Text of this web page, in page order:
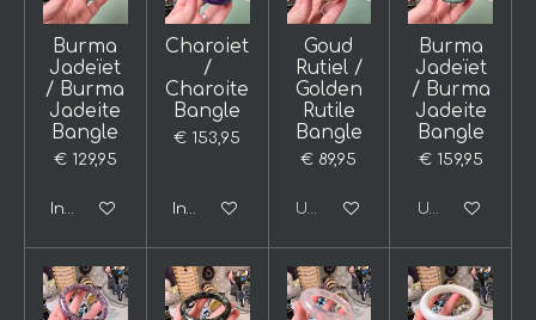
Burma
Jadeïet
/ Burma
Jadeite
Bangle
€ 129,95
In winkelwagen
Charoiet
/
Charoite
Bangle
€ 153,95
In winkelwagen
Goud
Rutiel /
Golden
Rutile
Bangle
€ 89,95
Uitverkocht
Burma
Jadeïet
/ Burma
Jadeite
Bangle
€ 159,95
Uitverkocht